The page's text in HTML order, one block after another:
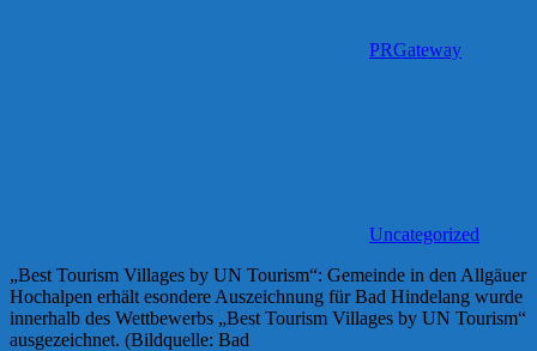
PRGateway
Uncategorized
„Best Tourism Villages by UN Tourism“: Gemeinde in den Allgäuer
Hochalpen erhält esondere Auszeichnung für Bad Hindelang wurde
innerhalb des Wettbewerbs „Best Tourism Villages by UN Tourism“
ausgezeichnet. (Bildquelle: Bad